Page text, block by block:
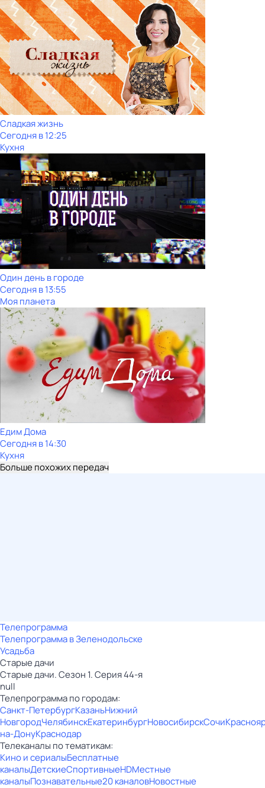
Сладкая жизнь
Сегодня в 12:25
Кухня
Один день в городе
Сегодня в 13:55
Моя планета
Едим Дома
Сегодня в 14:30
Кухня
Больше похожих передач
Телепрограмма
Телепрограмма в Зеленодольске
Усадьба
Старые дачи
Старые дачи. Сезон 1. Серия 44-я
null
Телепрограмма по городам:
Санкт-ПетербургКазаньНижний
НовгородЧелябинскЕкатеринбургНовосибирскСочи
на-ДонуКраснодар
Телеканалы по тематикам:
Кино и сериалыБесплатные
каналыДетскиеСпортивныеHDМестные
каналыПознавательные20 каналовНовостные